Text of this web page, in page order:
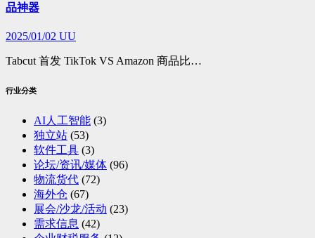
品神器
2025/01/02 UU
Tabcut 首发 TikTok VS Amazon 商品比…
行业分类
AI人工智能 (3)
独立站 (53)
软件工具 (3)
论坛/资讯/媒体 (96)
物流货代 (72)
海外仓 (67)
展会/沙龙/活动 (23)
需求信息 (42)